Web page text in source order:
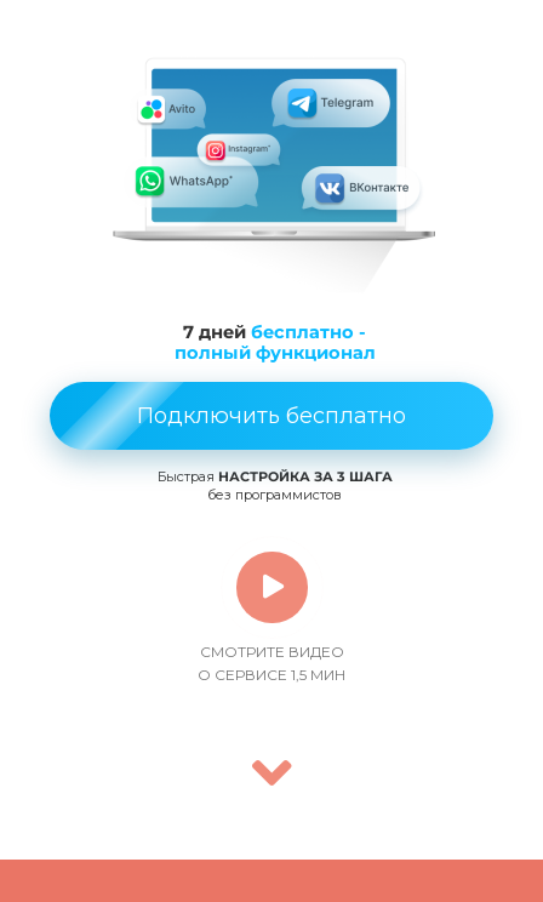
7 дней бесплатно -
полный функционал
Подключить бесплатно
Быстрая НАСТРОЙКА ЗА 3 ШАГА
без программистов
СМОТРИТЕ ВИДЕО
О СЕРВИСЕ 1,5 МИН